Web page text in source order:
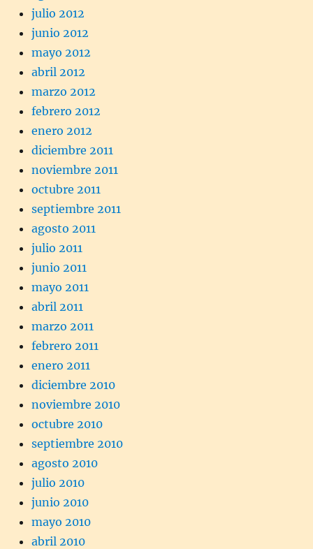
julio 2012
junio 2012
mayo 2012
abril 2012
marzo 2012
febrero 2012
enero 2012
diciembre 2011
noviembre 2011
octubre 2011
septiembre 2011
agosto 2011
julio 2011
junio 2011
mayo 2011
abril 2011
marzo 2011
febrero 2011
enero 2011
diciembre 2010
noviembre 2010
octubre 2010
septiembre 2010
agosto 2010
julio 2010
junio 2010
mayo 2010
abril 2010